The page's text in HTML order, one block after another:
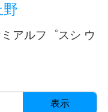
アルフ゜スシ ウ
表示